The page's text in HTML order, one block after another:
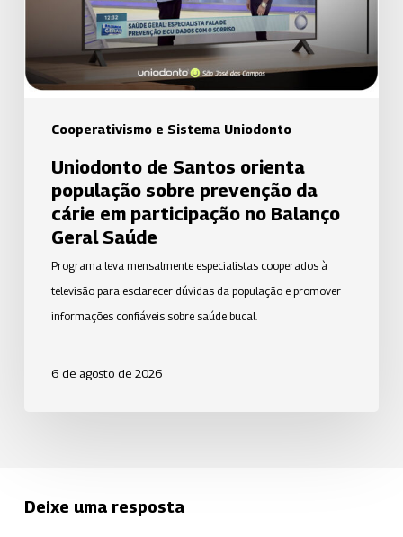
Cooperativismo e Sistema Uniodonto
prevenção
cárie
participação
Balanço
Geral
Saúde
Uniodonto de Santos orienta
população sobre prevenção da
cárie em participação no Balanço
Geral Saúde
Programa leva mensalmente especialistas cooperados à
televisão para esclarecer dúvidas da população e promover
informações confiáveis sobre saúde bucal.
6 de agosto de 2026
Deixe uma resposta